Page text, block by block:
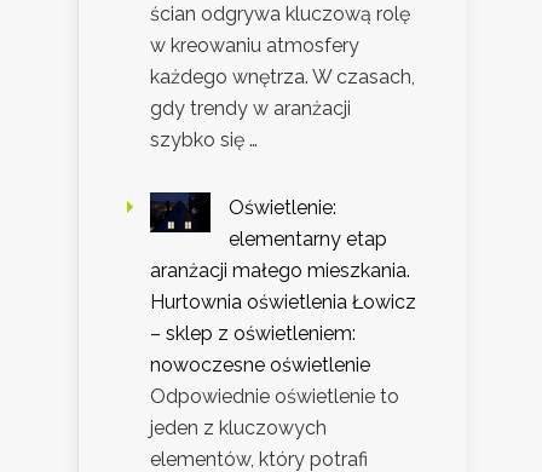
ścian odgrywa kluczową rolę
w kreowaniu atmosfery
każdego wnętrza. W czasach,
gdy trendy w aranżacji
szybko się …
Oświetlenie:
elementarny etap
aranżacji małego mieszkania.
Hurtownia oświetlenia Łowicz
– sklep z oświetleniem:
nowoczesne oświetlenie
Odpowiednie oświetlenie to
jeden z kluczowych
elementów, który potrafi